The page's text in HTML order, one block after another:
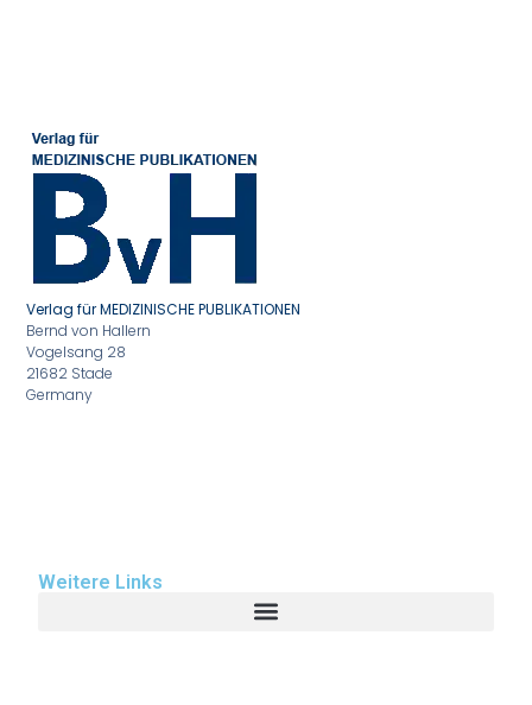
Verlag für MEDIZINISCHE PUBLIKATIONEN
Bernd von Hallern
Vogelsang 28
21682 Stade
Germany
Weitere Links